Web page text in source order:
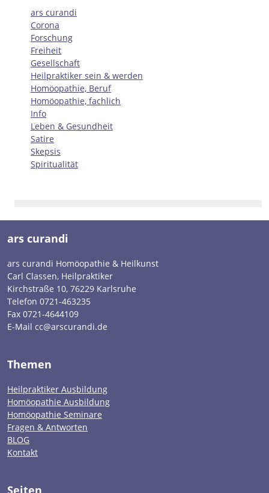
ars curandi
Corona
Forschung
Freiheit
Gesellschaft
Heilpraktiker sein & werden
Homöopathie, Beruf
Homöopathie, fachlich
Info
Leben & Gesundheit
Satire
Skepsis
Spiritualität
ars curandi
ars curandi Homöopathie & Heilkunst
Carl Classen, Heilpraktiker
Kirchstraße 10, 76229 Karlsruhe
Telefon 0721-463235
Fax 0721-4644109
E-Mail cc@arscurandi.de
Themen
Heilpraktiker Ausbildung
Homöopathie Ausbildung
Homöopathie Seminare
Fragen & Antworten
BLOG
Kontakt
Seiten